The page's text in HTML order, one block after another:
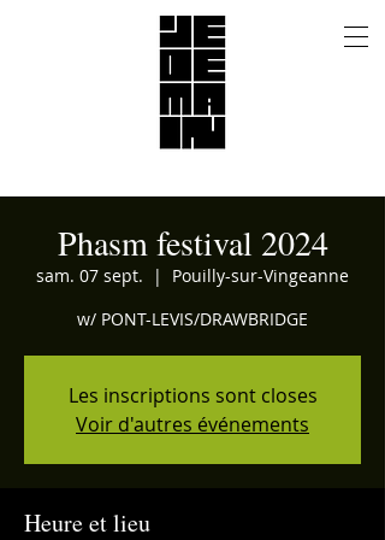
Phasm festival 2024
sam. 07 sept.
  |
Pouilly-sur-Vingeanne
w/ PONT-LEVIS/DRAWBRIDGE
Les inscriptions sont closes
Voir d'autres événements
Heure et lieu